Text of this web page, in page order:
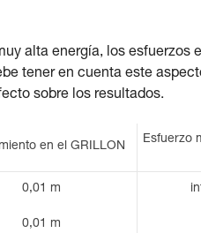
alta energía, los esfuerzos
tener en cuenta este
sobre los resultados.
en el GRILLON
Esfuerzo
0,01 m
0,01 m